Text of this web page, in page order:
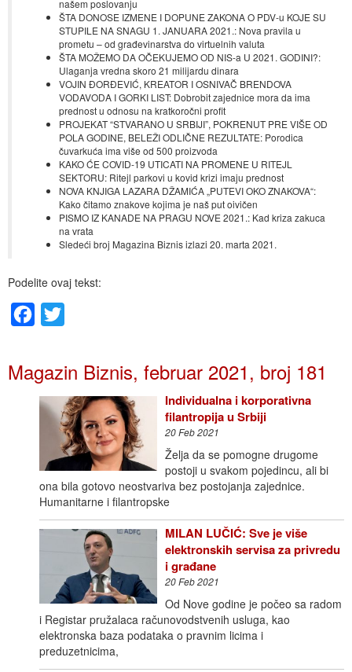
našem poslovanju
ŠTA DONOSE IZMENE I DOPUNE ZAKONA O PDV-u KOJE SU
STUPILE NA SNAGU 1. JANUARA 2021.: Nova pravila u
prometu – od građevinarstva do virtuelnih valuta
ŠTA MOŽEMO DA OČEKUJEMO OD NIS-a U 2021. GODINI?:
Ulaganja vredna skoro 21 milijardu dinara
VOJIN ĐORĐEVIĆ, KREATOR I OSNIVAČ BRENDOVA
VODAVODA I GORKI LIST: Dobrobit zajednice mora da ima
prednost u odnosu na kratkoročni profit
PROJEKAT “STVARANO U SRBIJI”, POKRENUT PRE VIŠE OD
POLA GODINE, BELEŽI ODLIČNE REZULTATE: Porodica
čuvarkuća ima više od 500 proizvoda
KAKO ĆE COVID-19 UTICATI NA PROMENE U RITEJL
SEKTORU: Ritejl parkovi u kovid krizi imaju prednost
NOVA KNJIGA LAZARA DŽAMIĆA „PUTEVI OKO ZNAKOVA“:
Kako čitamo znakove kojima je naš put oivičen
PISMO IZ KANADE NA PRAGU NOVE 2021.: Kad kriza zakuca
na vrata
Sledeći broj Magazina Biznis izlazi 20. marta 2021.
Podelite ovaj tekst:
Facebook
Magazin Biznis, februar 2021, broj 181
Individualna i korporativna
filantropija u Srbiji
20 Feb 2021
Želja da se pomogne drugome
postoji u svakom pojedincu, ali bi
ona bila gotovo neostvariva bez postojanja zajednice.
Humanitarne i filantropske
MILAN LUČIĆ: Sve je više
elektronskih servisa za privredu
i građane
20 Feb 2021
Od Nove godine je počeo sa radom
i Registar pružalaca računovodstvenih usluga, kao
elektronska baza podataka o pravnim licima i
preduzetnicima,